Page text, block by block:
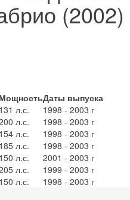
(2002)
МощностьДаты выпуска
131 л.с.
1998 - 2003 г
л.с.
1998 - 2003 г
154 л.с.
1998 - 2003 г
185 л.с.
1998 - 2003 г
150 л.с.
2001 - 2003 г
л.с.
1999 - 2003 г
150 л.с.
1998 - 2003 г